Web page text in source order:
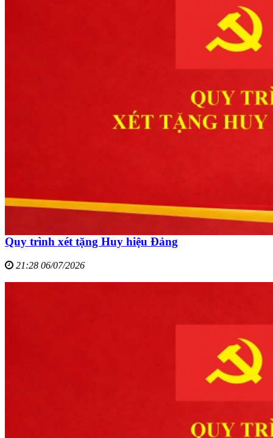
Quy trình xét tặng Huy hiệu Đảng
21:28 06/07/2026